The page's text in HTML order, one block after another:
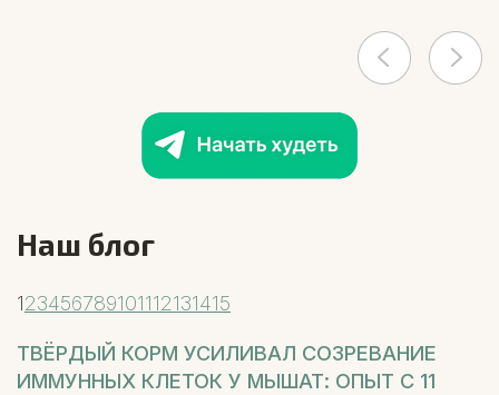
Наш блог
123456789101112131415
ТВЁРДЫЙ КОРМ УСИЛИВАЛ СОЗРЕВАНИЕ
ИММУННЫХ КЛЕТОК У МЫШАТ: ОПЫТ С 11